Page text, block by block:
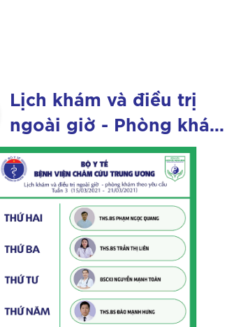
Lịch khám và điều trị
ngoài giờ - Phòng khám
theo yêu cầu
(15/03/2021 -
21/03/2021)